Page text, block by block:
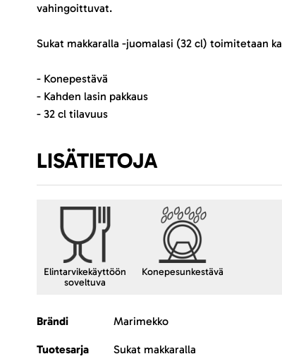
vahingoittuvat.
Sukat makkaralla -juomalasi (32 cl) toimitetaan
- Konepestävä
- Kahden lasin pakkaus
- 32 cl tilavuus
LISÄTIETOJA
Elintarvikekäyttöön
soveltuva
Konepesunkestävä
Lisätietoja
Brändi Marimekko
Tuotesarja Sukat makkaralla